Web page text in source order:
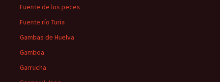
Fuente de los peces
Fuente río Turia
Gambas de Huelva
Gamboa
Garrucha